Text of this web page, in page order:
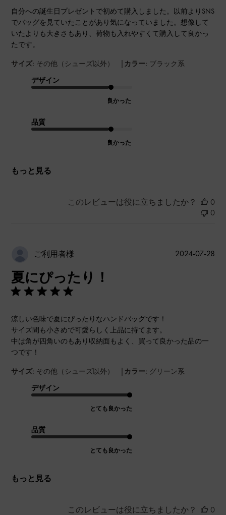
自分への誕生日プレゼントで初めて購入しました。以前よりSNS
でバッグを見ていたことがあり気になっていました。想像して
いたよりも大きさもあり、荷物も入れやすくて購入して良かっ
たです。
サイズ: その他（シューズ以外） | カラー: ブラック系
デザイン
良かった
品質
良かった
もっと見る
このレビューは役に立ちましたか？
0
0
ご利用者様
夏にぴったり！
涼しい色味で夏にぴったりなハンドバッグです！
サイズ間も小さめで可愛らしく上品に持てます。
中は角が四角いのもあり収納面もよく、買って良かった品の一
つです！
サイズ: その他（シューズ以外） | カラー: グリーン系
デザイン
とても良かった
品質
とても良かった
もっと見る
公
2024-07-28
このレビューは役に立ちましたか？
0